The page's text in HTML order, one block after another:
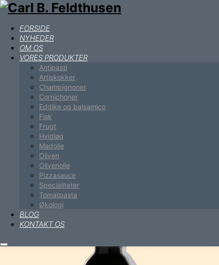
FORSIDE
NYHEDER
OM OS
VORES PRODUKTER
Antipasti
Artiskokker
Champignoner
Cornichoner
Eddike og balsamico
Fisk
Frugt
Hvidløg
Madolie
Oliven
Olivenolie
Pizzasauce
Specialiteter
Tomatpasta
Økologi
BLOG
KONTAKT OS
Hovedmenu